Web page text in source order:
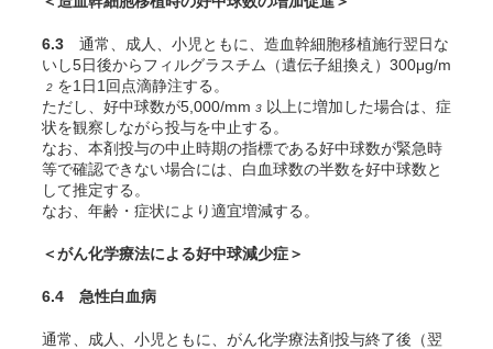
6.3 通常、成人、小児ともに、造血幹細胞移植施行翌日な
いし5日後からフィルグラスチム（遺伝子組換え）300μg/m
2 を1日1回点滴静注する。
ただし、好中球数が5,000/mm 3 以上に増加した場合は、症
状を観察しながら投与を中止する。
なお、本剤投与の中止時期の指標である好中球数が緊急時
等で確認できない場合には、白血球数の半数を好中球数と
して推定する。
なお、年齢・症状により適宜増減する。
＜がん化学療法による好中球減少症＞
6.4 急性白血病
通常、成人、小児ともに、がん化学療法剤投与終了後（翌